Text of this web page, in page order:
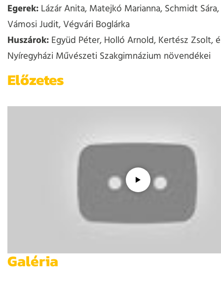
Egerek:Lázár Anita, Matejkó Marianna, Schmidt Sára,
Vámosi Judit, Végvári Boglárka
Huszárok:Együd Péter, Holló Arnold, Kertész Zsolt,
Nyíregyházi Művészeti Szakgimnázium növendékei
Előzetes
Galéria